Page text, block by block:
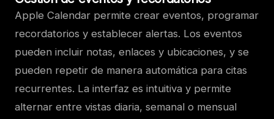
Apple Calendar permite crear eventos, programar
recordatorios y establecer alertas. Los eventos
pueden incluir notas, enlaces y ubicaciones, y se
pueden repetir de manera automática para citas
recurrentes. La interfaz es intuitiva y permite
alternar entre vistas diaria, semanal o mensual